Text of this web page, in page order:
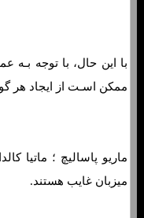
با این حال، با توجه بـه
ممکن اسـت از ایجاد هر
ماریو پاسالیچ ؛ ماتیا
میزبان غایب هستند.